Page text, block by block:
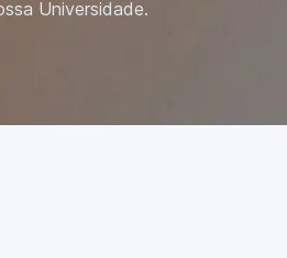
Universidade.